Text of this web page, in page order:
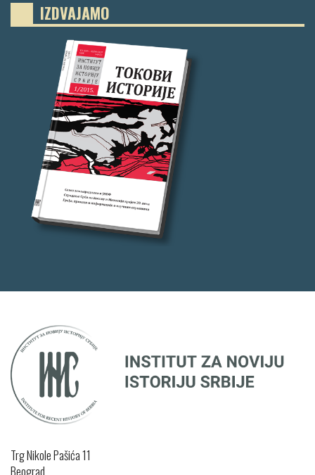
IZDVAJAMO
Trg Nikole Pašića 11
Beograd